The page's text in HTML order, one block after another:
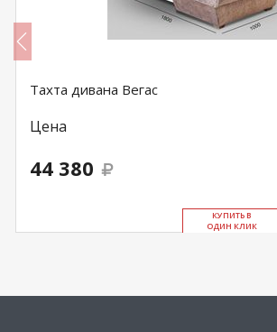
Тахта дивана Вегас
Цена
44 380
КУ­ПИТЬ В
ОДИН КЛИК